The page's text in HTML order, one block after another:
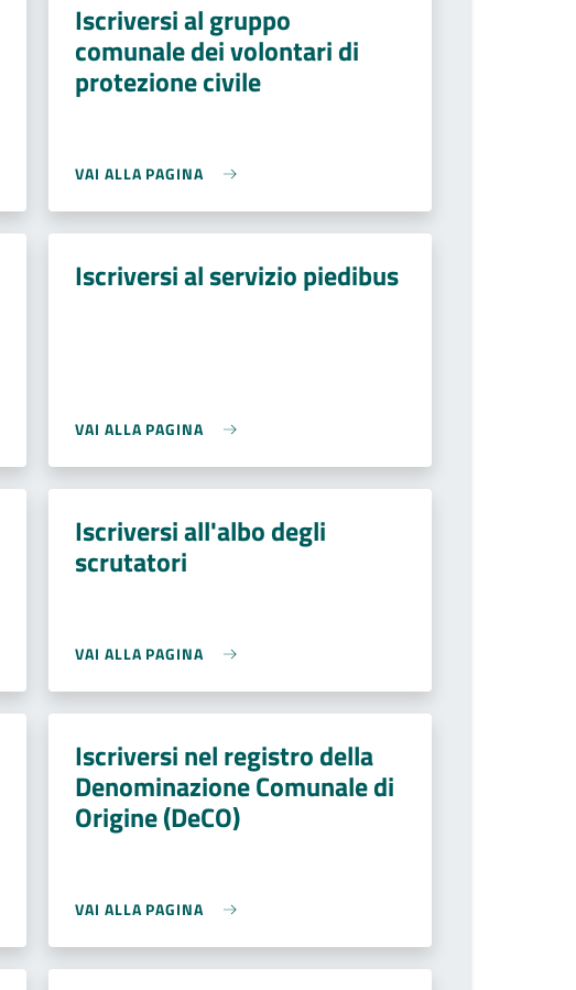
Iscriversi al gruppo
comunale dei volontari di
protezione civile
VAI ALLA PAGINA
Iscriversi al servizio piedibus
VAI ALLA PAGINA
Iscriversi all'albo degli
scrutatori
VAI ALLA PAGINA
Iscriversi nel registro della
Denominazione Comunale di
Origine (DeCO)
VAI ALLA PAGINA